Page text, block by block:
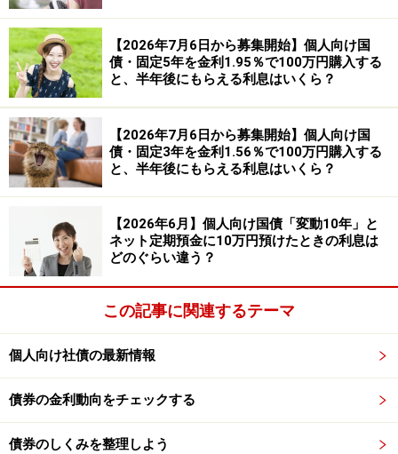
こちらも同様に、利息から税率20.315％が差し引かれま
すが、1年という短期間で確実に好金利を享受できま
す。
参照：えちご大花火支店の商品ご案内 えちご大花火支
店の商品・サービス えちご大花火支店 大光銀行
金利上昇局面で「変動」や「短期定期」を
選ぶべき理由
50万円を1年間預けた場合の税引き後利息を比較する
と、個人向け国債（変動10年）が約6654円、ネット銀行
（1年定期）が約5197円となり、その差は「約1457円」
個人向け国債が多くなる計算です。
金利が右肩上がりの時期は、長期間お金を固定してしま
うと、さらに金利が上がった際に「もっと高い金利」に
金利の国債や短期の定期預金であれば、安心して預けて
【2026年7月6日から募集開始】個人向け国
債・固定5年を金利1.95％で100万円購入する
と、半年後にもらえる利息はいくら？
【2026年7月6日から募集開始】個人向け国
債・固定3年を金利1.56％で100万円購入する
と、半年後にもらえる利息はいくら？
【2026年6月】個人向け国債「変動10年」と
ネット定期預金に10万円預けたときの利息は
どのぐらい違う？
この記事に関連するテーマ
個人向け社債の最新情報
債券の金利動向をチェックする
債券のしくみを整理しよう